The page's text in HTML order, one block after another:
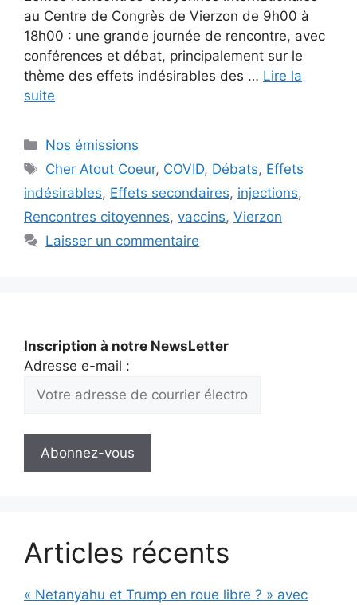
au Centre de Congrès de Vierzon de 9h00 à
18h00 : une grande journée de rencontre, avec
conférences et débat, principalement sur le
thème des effets indésirables des … Lire la
suite
Catégories
Nos émissions
Étiquettes
Cher Atout Coeur, COVID, Débats, Effets
indésirables, Effets secondaires, injections,
Rencontres citoyennes, vaccins, Vierzon
Laisser un commentaire
Inscription à notre NewsLetter
Adresse e-mail :
Articles récents
« Netanyahu et Trump en roue libre ? » avec